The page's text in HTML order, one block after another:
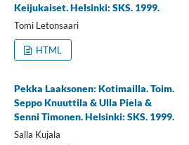
Keijukaiset. Helsinki: SKS. 1999.
Tomi Letonsaari
HTML
Pekka Laaksonen: Kotimailla. Toim.
Seppo Knuuttila & Ulla Piela &
Senni Timonen. Helsinki: SKS. 1999.
Salla Kujala